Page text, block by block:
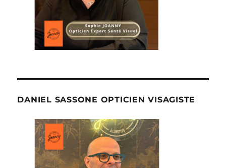
DANIEL SASSONE OPTICIEN VISAGISTE